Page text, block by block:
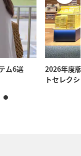
ム6選
2026年度
トセレク